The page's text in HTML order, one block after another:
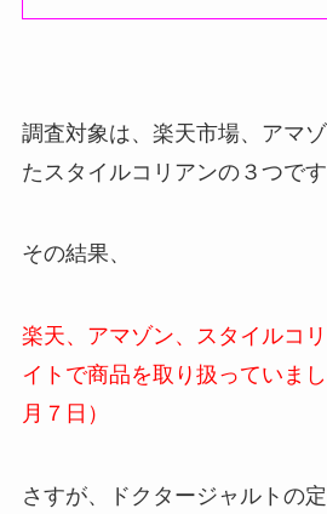
調査対象は、楽天市場、アマ
たスタイルコリアンの３つです
その結果、
楽天、アマゾン、スタイルコ
イトで商品を取り扱っていま
月７日）
さすが、ドクタージャルトの